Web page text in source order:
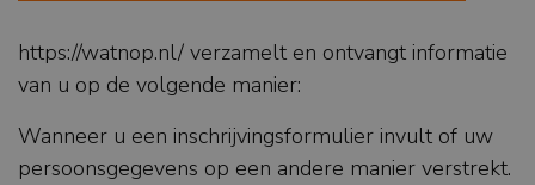
https://watnop.nl/ verzamelt en ontvangt informatie
van u op de volgende manier:
Wanneer u een inschrijvingsformulier invult of uw
persoonsgegevens op een andere manier verstrekt.